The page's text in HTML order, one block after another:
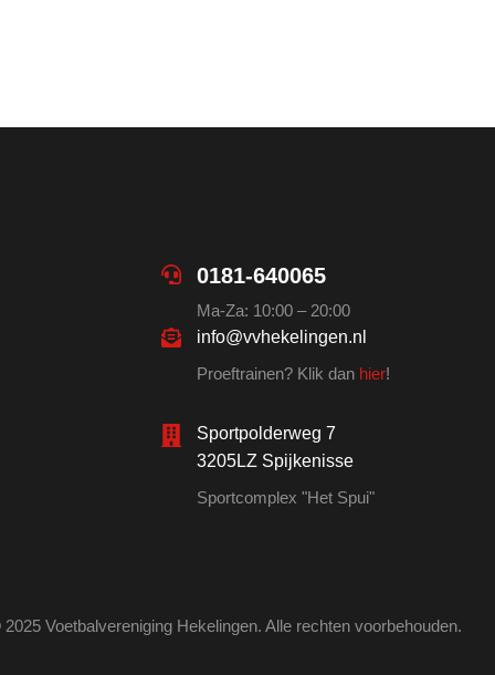
0181-640065
Ma-Za: 10:00 – 20:00
info@vvhekelingen.nl
Proeftrainen? Klik dan hier!
Sportpolderweg 7
3205LZ Spijkenisse
Sportcomplex "Het Spui"
Voetbalvereniging Hekelingen. Alle rechten voorbehouden.